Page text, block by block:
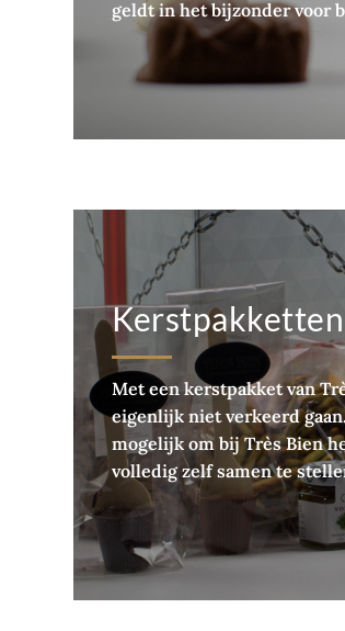
geldt in het bijzonder voor
Kerstpakketten
Met een kerstpakket van
eigenlijk niet verkeerd
mogelijk om bij Très Bien
volledig zelf samen te